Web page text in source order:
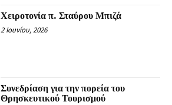
Χειροτονία π. Σταύρου Μπιζά
2 Ιουνίου, 2026
Συνεδρίαση για την πορεία του
Θρησκευτικού Τουρισμού